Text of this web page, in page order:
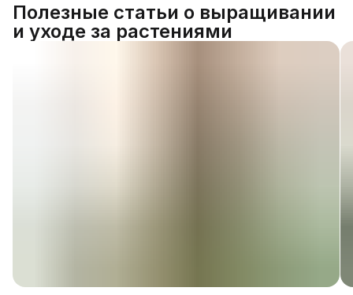
Полезные статьи о выращивании
и уходе за растениями